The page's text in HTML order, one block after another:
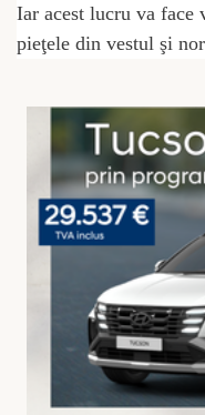
Iar acest lucru va face
pieţele din vestul şi